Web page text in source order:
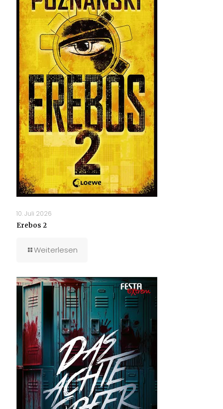
10. Juli 2026
Erebos 2
Weiterlesen